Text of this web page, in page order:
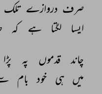
صرف دروازے تلک
ایسا
لگتا ہے کہ
چاند
قدموں پہ پڑا
میں ہی خود بام